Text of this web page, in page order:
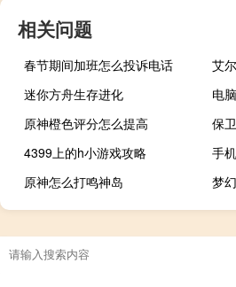
相关问题
春节期间加班怎么投诉电话
艾
迷你方舟生存进化
电
原神橙色评分怎么提高
保
4399上的h小游戏攻略
手
原神怎么打鸣神岛
梦